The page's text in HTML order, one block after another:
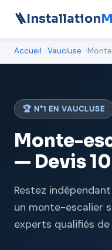
🪜Installation
Accueil Vaucluse
🏆 N°1 EN VAUCLUSE
Monte-
— Devis
Restez
un monte-escalier
experts qualifiés